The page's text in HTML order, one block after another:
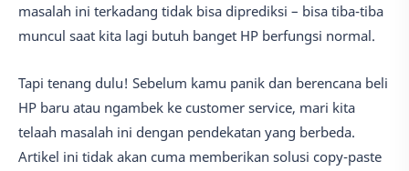
masalah ini terkadang tidak bisa diprediksi – bisa tiba-tiba
muncul saat kita lagi butuh banget HP berfungsi normal.
Tapi tenang dulu! Sebelum kamu panik dan berencana beli
HP baru atau ngambek ke customer service, mari kita
telaah masalah ini dengan pendekatan yang berbeda.
Artikel ini tidak akan cuma memberikan solusi copy-paste